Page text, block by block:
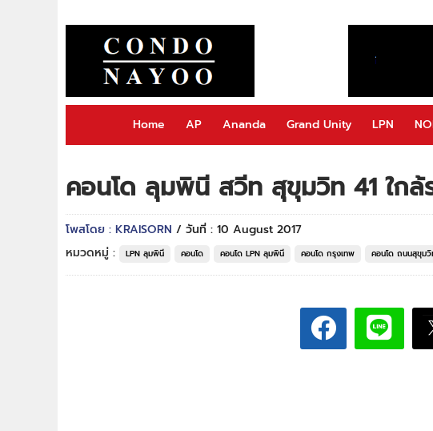
Home AP Ananda Grand Unity LPN
คอนโด ลุมพินี สวีท สุขุมวิท 41 ใก
โพสโดย : KRAISORN / วันที่ : 10 August 2017
หมวดหมู่ :
LPN ลุมพินี คอนโด คอนโด LPN ลุมพินี คอนโด กรุงเทพ คอนโด ถนนสุขุม